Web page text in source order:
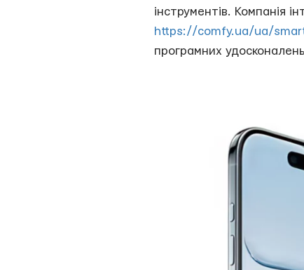
інструментів. Компанія
https://comfy.ua/ua/
програмних